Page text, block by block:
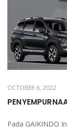
OCTOBER 6, 2022
Pada GAIKINDO